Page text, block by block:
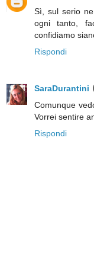
Sì, sul serio
ogni tanto,
confidiamo
Rispondi
SaraDurantini
Comunque
Vorrei sentire
Rispondi